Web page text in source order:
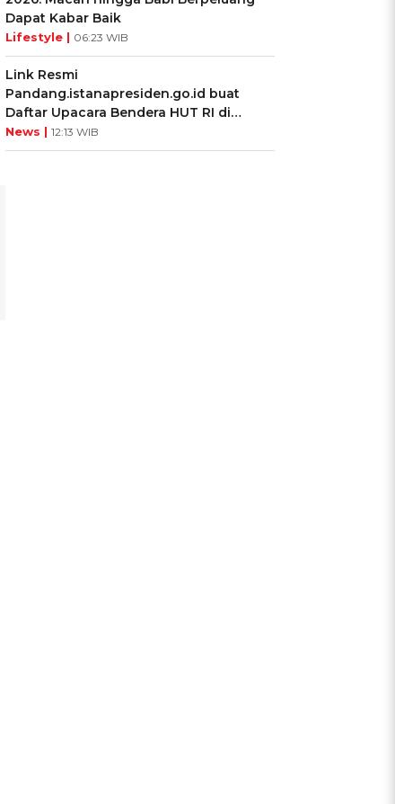
Dapat Kabar Baik
Lifestyle | 06:23 WIB
Link Resmi
Pandang.istanapresiden.go.id buat
Daftar Upacara Bendera HUT RI di
Istana Negara
News | 12:13 WIB